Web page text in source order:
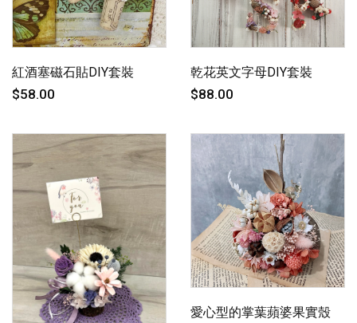
紅酒塞磁石貼DIY套裝
$58.00
乾花英文字母DIY套裝
$88.00
愛心型的掌葉蘋婆果實殼